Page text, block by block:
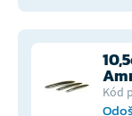
Kód